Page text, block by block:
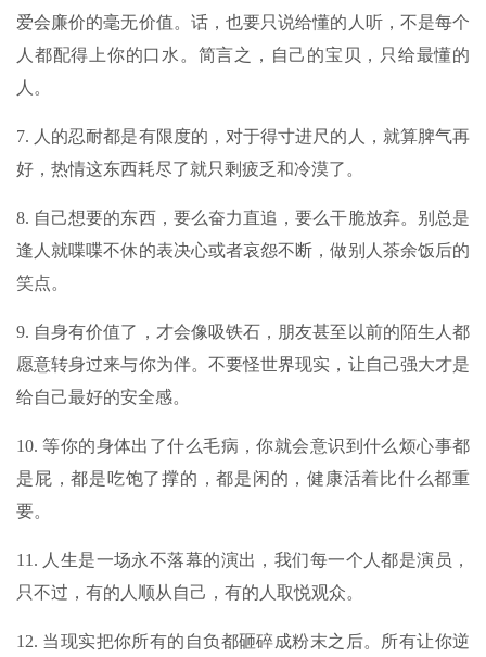
爱会廉价的毫无价值。话，也要只说给懂的人听，不是每个
人都配得上你的口水。简言之，自己的宝贝，只给最懂的
人。
7. 人的忍耐都是有限度的，对于得寸进尺的人，就算脾气再
好，热情这东西耗尽了就只剩疲乏和冷漠了。
8. 自己想要的东西，要么奋力直追，要么干脆放弃。别总是
逢人就喋喋不休的表决心或者哀怨不断，做别人茶余饭后的
笑点。
9. 自身有价值了，才会像吸铁石，朋友甚至以前的陌生人都
愿意转身过来与你为伴。不要怪世界现实，让自己强大才是
给自己最好的安全感。
10. 等你的身体出了什么毛病，你就会意识到什么烦心事都
是屁，都是吃饱了撑的，都是闲的，健康活着比什么都重
要。
11. 人生是一场永不落幕的演出，我们每一个人都是演员，
只不过，有的人顺从自己，有的人取悦观众。
12. 当现实把你所有的自负都砸碎成粉末之后。所有让你逆